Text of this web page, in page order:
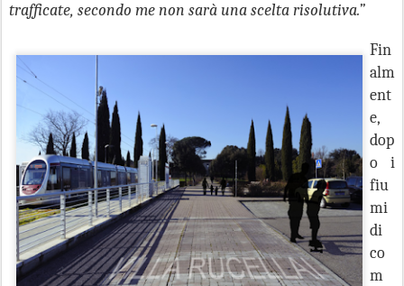
trafficate, secondo me non sarà una scelta risolutiva.”
Fin
alm
ent
e,
dop
o i
fiu
mi
di
co
m